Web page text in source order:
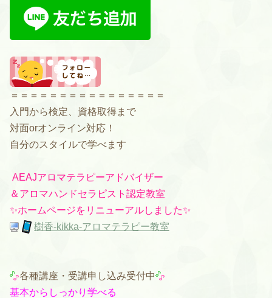
＝＝＝＝＝＝＝＝＝＝＝＝＝＝＝＝
入門から検定、資格取得まで
対面orオンライン対応！
自分のスタイルで学べます
AEAJアロマテラピーアドバイザー
＆ アロマハンドセラピスト認定教室
✨ホームページをリニューアルしました✨
樹香-kikka-アロマテラピー教室
各種講座・受講申し込み受付中
基本からしっかり学べる